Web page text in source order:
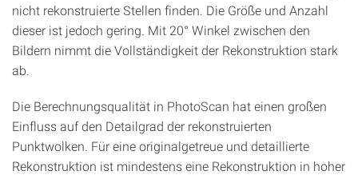
nicht rekonstruierte Stellen finden. Die Größe und Anzahl
dieser ist jedoch gering. Mit 20° Winkel zwischen den
Bildern nimmt die Vollständigkeit der Rekonstruktion stark
ab.
Die Berechnungsqualität in PhotoScan hat einen großen
Einfluss auf den Detailgrad der rekonstruierten
Punktwolken. Für eine originalgetreue und detaillierte
Rekonstruktion ist mindestens eine Rekonstruktion in hoher